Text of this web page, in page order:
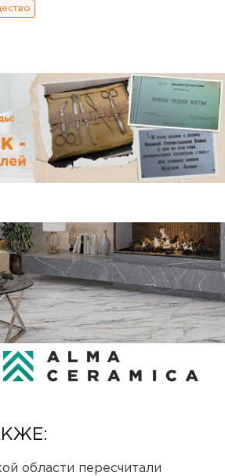
области пересчитали